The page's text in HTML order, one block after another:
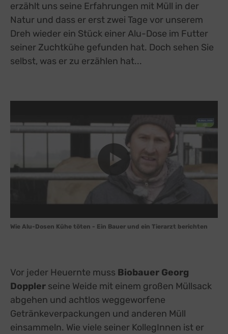
erzählt uns seine Erfahrungen mit Müll in der
Natur und dass er erst zwei Tage vor unserem
Dreh wieder ein Stück einer Alu-Dose im Futter
seiner Zuchtkühe gefunden hat. Doch sehen Sie
selbst, was er zu erzählen hat...
Wie Alu-Dosen Kühe töten - Ein Bauer und ein Tierarzt berichten
Vor jeder Heuernte muss Biobauer Georg
Doppler seine Weide mit einem großen Müllsack
abgehen und achtlos weggeworfene
Getränkeverpackungen und anderen Müll
einsammeln. Wie viele seiner KollegInnen ist er